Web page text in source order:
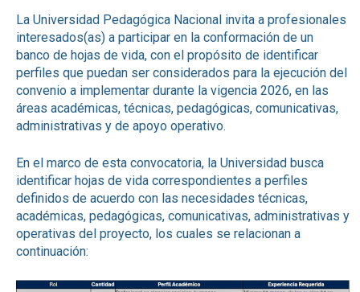
La Universidad Pedagógica Nacional invita a profesionales
interesados(as) a participar en la conformación de un
banco de hojas de vida, con el propósito de identificar
perfiles que puedan ser considerados para la ejecución del
convenio a implementar durante la vigencia 2026, en las
áreas académicas, técnicas, pedagógicas, comunicativas,
administrativas y de apoyo operativo.
En el marco de esta convocatoria, la Universidad busca
identificar hojas de vida correspondientes a perfiles
definidos de acuerdo con las necesidades técnicas,
académicas, pedagógicas, comunicativas, administrativas y
operativas del proyecto, los cuales se relacionan a
continuación: